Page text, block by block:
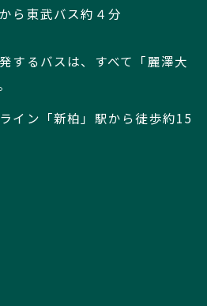
ら東武バス約４分
するバスは、すべて「麗澤大
イン「新柏」駅から徒歩約15